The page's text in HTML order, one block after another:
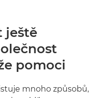
ještě
pomoci
mnoho způsobů,